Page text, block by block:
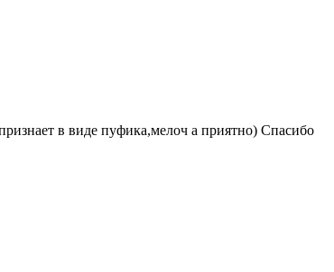
в виде пуфика,мелоч а приятно) Спасибо